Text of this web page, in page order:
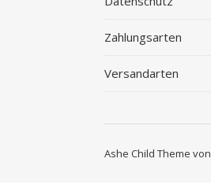
Zahlungsarten
Versandarten
Ashe Child Theme von